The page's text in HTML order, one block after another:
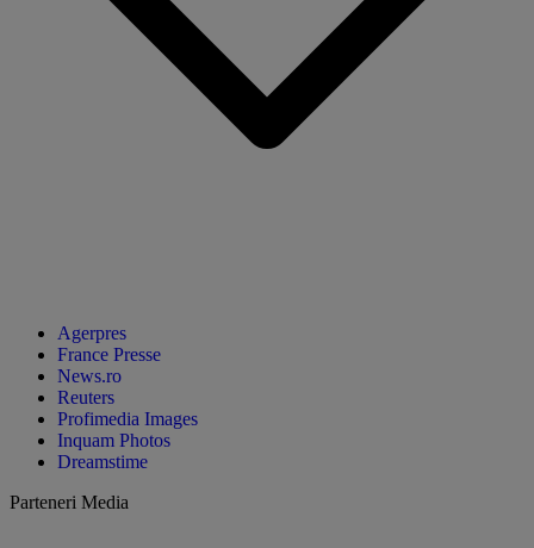
Agerpres
France Presse
News.ro
Reuters
Profimedia Images
Inquam Photos
Dreamstime
Parteneri Media